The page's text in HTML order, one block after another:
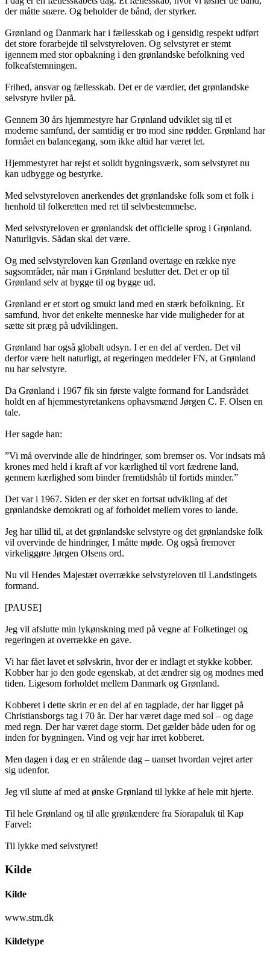
der måtte snære. Og beholder de bånd, der styrker.
Grønland og Danmark har i fællesskab og i gensidig respekt udført
det store forarbejde til selvstyreloven. Og selvstyret er stemt
igennem med stor opbakning i den grønlandske befolkning ved
folkeafstemningen.
Frihed, ansvar og fællesskab. Det er de værdier, det grønlandske
selvstyre hviler på.
Gennem 30 års hjemmestyre har Grønland udviklet sig til et
moderne samfund, der samtidig er tro mod sine rødder. Grønland har
formået en balancegang, som ikke altid har været let.
Hjemmestyret har rejst et solidt bygningsværk, som selvstyret nu
kan udbygge og bestyrke.
Med selvstyreloven anerkendes det grønlandske folk som et folk i
henhold til folkeretten med ret til selvbestemmelse.
Med selvstyreloven er grønlandsk det officielle sprog i Grønland.
Naturligvis. Sådan skal det være.
Og med selvstyreloven kan Grønland overtage en række nye
sagsområder, når man i Grønland beslutter det. Det er op til
Grønland selv at bygge til og bygge ud.
Grønland er et stort og smukt land med en stærk befolkning. Et
samfund, hvor det enkelte menneske har vide muligheder for at
sætte sit præg på udviklingen.
Grønland har også globalt udsyn. I er en del af verden. Det vil
derfor være helt naturligt, at regeringen meddeler FN, at Grønland
nu har selvstyre.
Da Grønland i 1967 fik sin første valgte formand for Landsrådet
holdt en af hjemmestyretankens ophavsmænd Jørgen C. F. Olsen en
tale.
Her sagde han:
”Vi må overvinde alle de hindringer, som bremser os. Vor indsats må
krones med held i kraft af vor kærlighed til vort fædrene land,
gennem kærlighed som binder fremtidshåb til fortids minder.”
Det var i 1967. Siden er der sket en fortsat udvikling af det
grønlandske demokrati og af forholdet mellem vores to lande.
Jeg har tillid til, at det grønlandske selvstyre og det grønlandske folk
vil overvinde de hindringer, I måtte møde. Og også fremover
virkeliggøre Jørgen Olsens ord.
Nu vil Hendes Majestæt overrække selvstyreloven til Landstingets
formand.
[PAUSE]
Jeg vil afslutte min lykønskning med på vegne af Folketinget og
regeringen at overrække en gave.
Vi har fået lavet et sølvskrin, hvor der er indlagt et stykke kobber.
Kobber har jo den gode egenskab, at det ændrer sig og modnes med
tiden. Ligesom forholdet mellem Danmark og Grønland.
Kobberet i dette skrin er en del af en tagplade, der har ligget på
Christiansborgs tag i 70 år. Der har været dage med sol – og dage
med regn. Der har været dage storm. Det gælder både uden for og
inden for bygningen. Vind og vejr har irret kobberet.
Men dagen i dag er en strålende dag – uanset hvordan vejret arter
sig udenfor.
Jeg vil slutte af med at ønske Grønland til lykke af hele mit hjerte.
Til hele Grønland og til alle grønlændere fra Siorapaluk til Kap
Farvel:
Til lykke med selvstyret!
Kilde
Kilde
www.stm.dk
Kildetype